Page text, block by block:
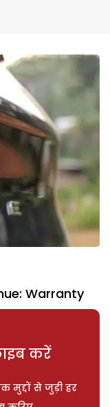
Warranty
करें
मुद्दों से जुड़ी हर